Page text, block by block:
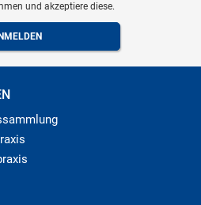
und akzeptiere diese.